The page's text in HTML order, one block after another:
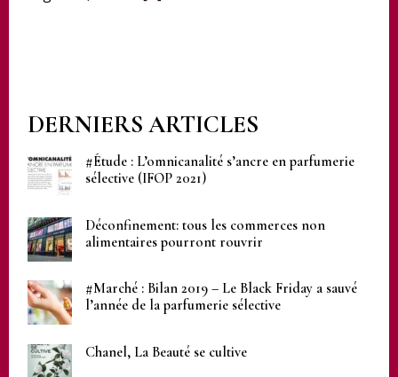
DERNIERS ARTICLES
#Étude : L’omnicanalité s’ancre en parfumerie
sélective (IFOP 2021)
Déconfinement: tous les commerces non
alimentaires pourront rouvrir
#Marché : Bilan 2019 – Le Black Friday a sauvé
l’année de la parfumerie sélective
Chanel, La Beauté se cultive